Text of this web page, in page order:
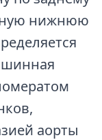
нижнюю
аорты